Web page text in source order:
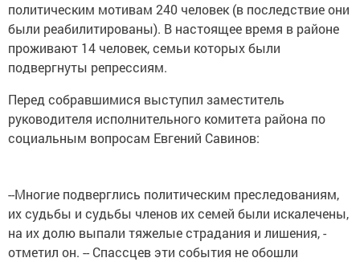
политическим мотивам 240 человек (в последствие они
были реабилитированы). В настоящее время в районе
проживают 14 человек, семьи которых были
подвергнуты репрессиям.
Перед собравшимися выступил заместитель
руководителя исполнительного комитета района по
социальным вопросам Евгений Савинов:
--Многие подверглись политическим преследованиям,
их судьбы и судьбы членов их семей были искалечены,
на их долю выпали тяжелые страдания и лишения, -
отметил он. -- Спассцев эти события не обошли